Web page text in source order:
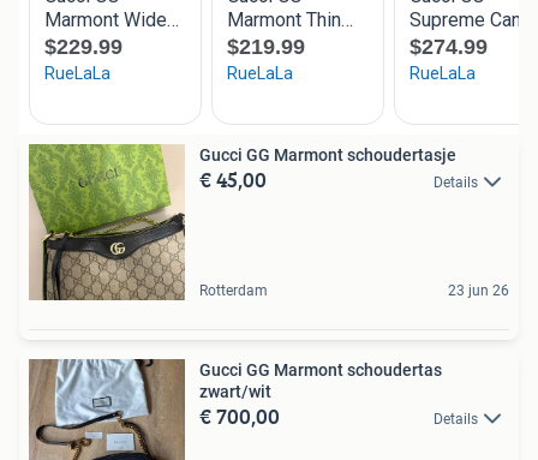
Gucci GG Marmont schoudertasje
€ 45,00 Details
Rotterdam 23 jun 26
Gucci GG Marmont schoudertas
zwart/wit
€ 700,00 Details